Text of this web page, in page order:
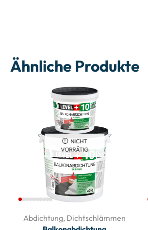
Ähnliche Produkte
NICHT
VORRÄTIG
Abdichtung, Dichtschlämmen